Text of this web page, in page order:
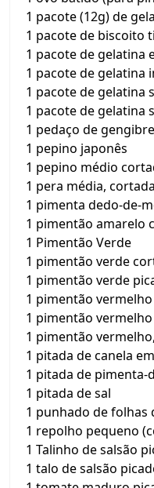
1 pacote (12g) de
1 pacote de biscoito
1 pacote de gelatina
1 pacote de gelatina
1 pacote de gelatina
1 pacote de gelatina
1 pedaço de
1 pepino japonês
1 pepino médio
1 pera média,
1 pimenta dedo-de-
1 pimentão amarelo
1 Pimentão Verde
1 pimentão verde
1 pimentão verde
1 pimentão
1 pimentão
1 pimentão
1 pitada de canela
1 pitada de pimenta-
1 pitada de sal
1 punhado de folhas
1 repolho pequeno
1 Talinho de salsão
1 talo de salsão